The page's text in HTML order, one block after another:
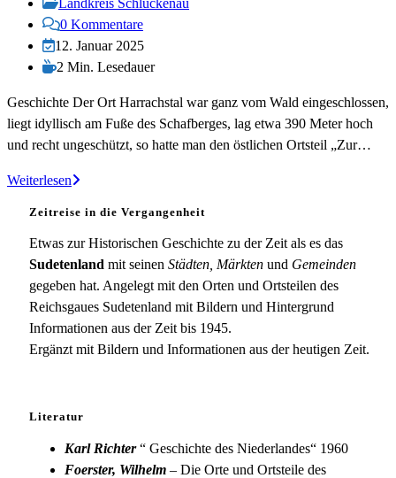
Kategorie:
Beitrags-
Kommentare:
0 Kommentare
Beitrag
zuletzt
am:
12. Januar 2025
Lesedauer:
2 Min. Lesedauer
Geschichte Der Ort Harrachstal war ganz vom Wald eingeschlossen,
liegt idyllisch am Fuße des Schafberges, lag etwa 390 Meter hoch
und recht ungeschützt, so hatte man den östlichen Ortsteil „Zur…
WeiterlesenHarrachsthal
Zeitreise in die Vergangenheit
Etwas zur Historischen Geschichte zu der Zeit als es das
Sudetenland mit seinen Städten, Märkten und Gemeinden
gegeben hat. Angelegt mit den Orten und Ortsteilen des
Reichsgaues Sudetenland mit Bildern und Hintergrund
Informationen aus der Zeit bis 1945.
Ergänzt mit Bildern und Informationen aus der heutigen Zeit.
Literatur
Karl Richter“ Geschichte des Niederlandes“ 1960
Foerster, Wilhelm – Die Orte und Ortsteile des